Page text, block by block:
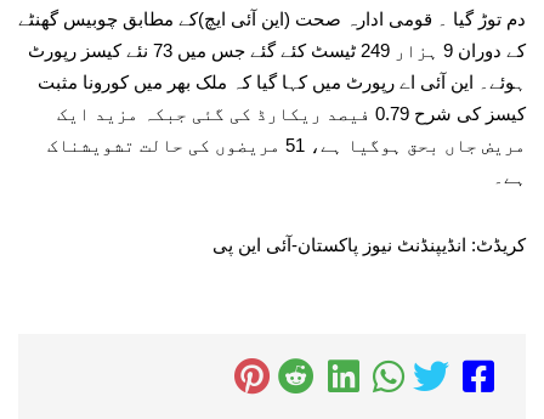
دم توڑ گیا ۔ قومی ادارہ صحت (این آئی ایچ)کے مطابق چوبیس گھنٹے
کے دوران 9 ہزار 249 ٹیسٹ کئے گئے جس میں 73 نئے کیسز رپورٹ
ہوئے۔ این آئی اے رپورٹ میں کہا گیا کہ ملک بھر میں کورونا مثبت
کیسز کی شرح 0.79 فیصد ریکارڈ کی گئی جبکہ مزید ایک
مریض جاں بحق ہوگیا ہے، 51 مریضوں کی حالت تشویشناک
ہے۔
کریڈٹ: انڈیپنڈنٹ نیوز پاکستان-آئی این پی